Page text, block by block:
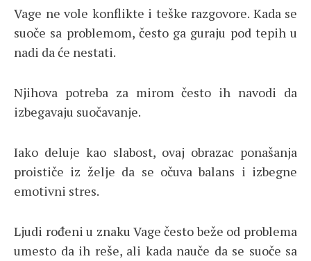
Vage ne vole konflikte i teške razgovore. Kada se
suoče sa problemom, često ga guraju pod tepih u
nadi da će nestati.
Njihova potreba za mirom često ih navodi da
izbegavaju suočavanje.
Iako deluje kao slabost, ovaj obrazac ponašanja
proističe iz želje da se očuva balans i izbegne
emotivni stres.
Ljudi rođeni u znaku Vage često beže od problema
umesto da ih reše, ali kada nauče da se suoče sa